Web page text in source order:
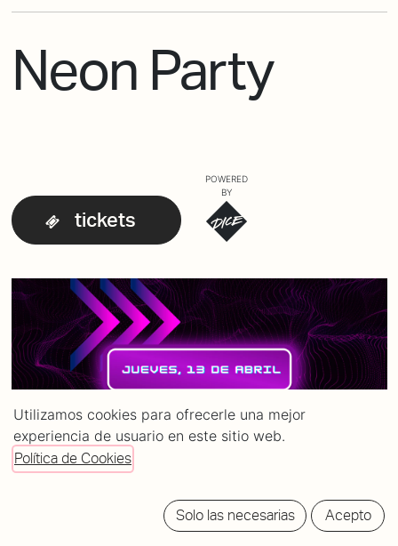
Neon Party
tickets
POWERED
BY
Utilizamos cookies para ofrecerle una mejor
experiencia de usuario en este sitio web.
Política de Cookies
Solo las necesarias Acepto